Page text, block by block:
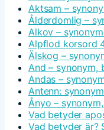
Aktsam –
Ålderdomlig –
Alkov –
Alpflod korsord
Älskog –
And – synonym,
Andas –
Antenn:
Ånyo –
Vad betyder
Vad betyder är?